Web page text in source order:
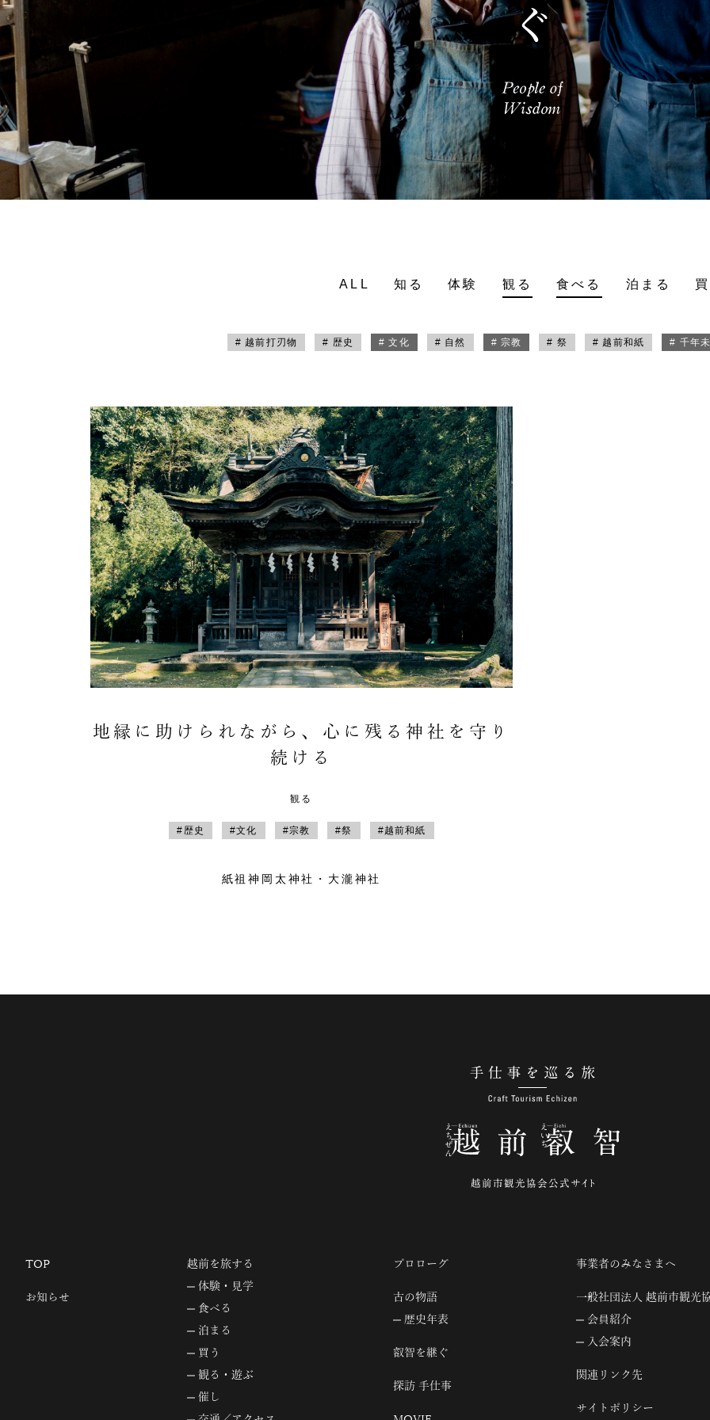
ALL 知る 体験 観る 食べる 泊まる
# 越前打刃物 # 歴史 # 文化 # 自然 # 宗教 # 祭 # 越前和紙 # 千年
地縁に助けられながら、心に残る神社を守り
続ける
観る
#歴史 #文化 #宗教 #祭 #越前和紙
紙祖神岡太神社・大瀧神社
TOP
お知らせ
越前を旅する
体験・見学
食べる
泊まる
買う
観る・遊ぶ
催し
プロローグ
古の物語
歴史年表
叡智を継ぐ
探訪 手仕事
事業者のみなさまへ
一般社団法人 越前市観光
会員紹介
入会案内
関連リンク先
サイトポリシー